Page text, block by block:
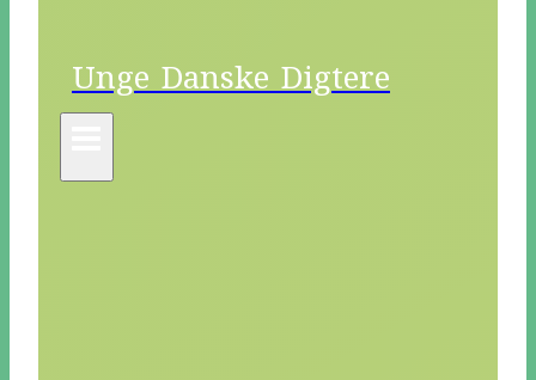
Unge Danske Digtere